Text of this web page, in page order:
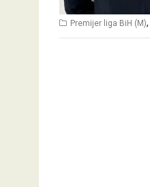
Premijer liga BiH (M),